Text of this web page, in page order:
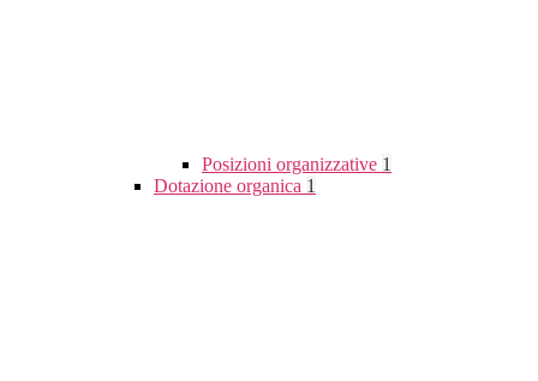
Posizioni organizzative 1
Dotazione organica 1